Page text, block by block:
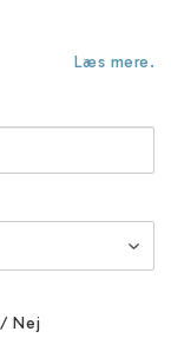
Læs mere.
Nej